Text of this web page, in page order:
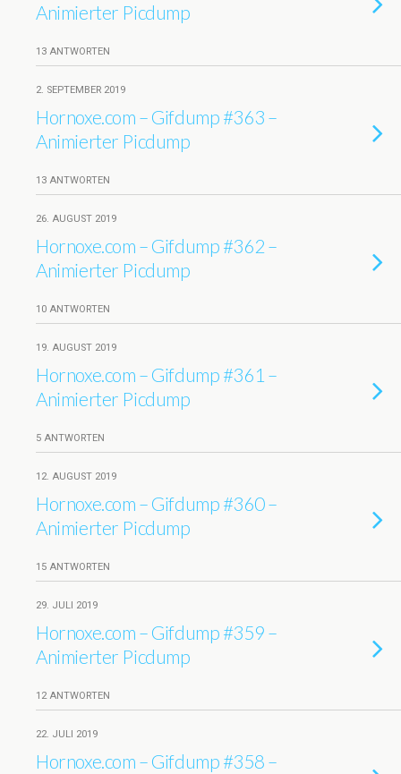
Animierter Picdump
13 ANTWORTEN
2. SEPTEMBER 2019
Hornoxe.com – Gifdump #363 –
Animierter Picdump
13 ANTWORTEN
26. AUGUST 2019
Hornoxe.com – Gifdump #362 –
Animierter Picdump
10 ANTWORTEN
19. AUGUST 2019
Hornoxe.com – Gifdump #361 –
Animierter Picdump
5 ANTWORTEN
12. AUGUST 2019
Hornoxe.com – Gifdump #360 –
Animierter Picdump
15 ANTWORTEN
29. JULI 2019
Hornoxe.com – Gifdump #359 –
Animierter Picdump
12 ANTWORTEN
22. JULI 2019
Hornoxe.com – Gifdump #358 –